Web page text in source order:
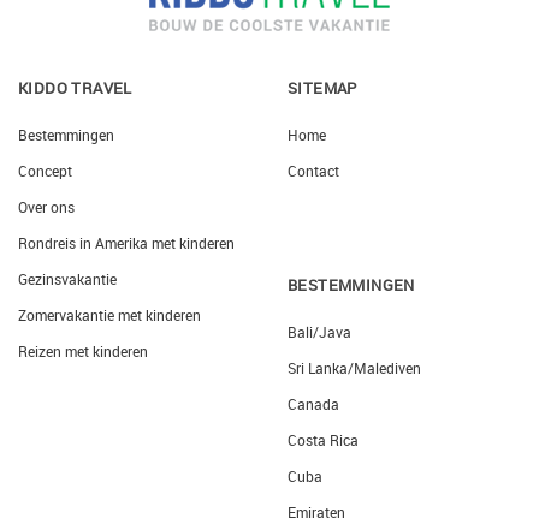
KIDDO TRAVEL
Bestemmingen
Concept
Over ons
Rondreis in Amerika met kinderen
Gezinsvakantie
Zomervakantie met kinderen
Reizen met kinderen
SITEMAP
Home
Contact
BESTEMMINGEN
Bali/Java
Sri Lanka/Malediven
Canada
Costa Rica
Cuba
Emiraten